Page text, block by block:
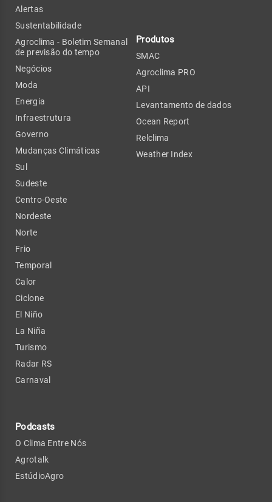
Alertas
Sustentabilidade
Agroclima - Boletim Semanal
de previsão do tempo
Negócios
Moda
Energia
Infraestrutura
Governo
Mudanças Climáticas
Sul
Sudeste
Centro-Oeste
Nordeste
Norte
Frio
Temporal
Calor
Ciclone
El Niño
La Niña
Turismo
Radar RS
Carnaval
Podcasts
O Clima Entre Nós
Agrotalk
EstúdioAgro
Produtos
SMAC
Agroclima PRO
API
Levantamento de dados
Ocean Report
Relclima
Weather Index